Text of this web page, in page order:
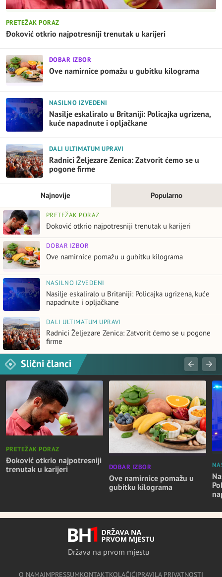
PRETEŽAK PORAZ
Đoković otkrio najpotresniji trenutak u karijeri
DOBAR IZBOR
Ove namirnice pomažu u gubitku kilograma
NASILNO IZVEDENI
Nasilje eskaliralo u Britaniji: Policajka ugrizena,
kuće napadnute i opljačkane
DALI ULTIMATUM UPRAVI
Radnici Željezare Zenica: Zatvorit ćemo se u
pogone firme
Najnovije Popularno
PRETEŽAK PORAZ
Đoković otkrio najpotresniji trenutak u karijeri
DOBAR IZBOR
Ove namirnice pomažu u gubitku kilograma
NASILNO IZVEDENI
Nasilje eskaliralo u Britaniji: Policajka ugrizena, kuće
napadnute i opljačkane
DALI ULTIMATUM UPRAVI
Radnici Željezare Zenica: Zatvorit ćemo se u pogone
firme
Slični članci
PRETEŽAK PORAZ
Đoković otkrio najpotresniji
trenutak u karijeri
DOBAR IZBOR
Ove namirnice pomažu u
gubitku kilograma
Država na prvom mjestu
O NAMAIMPRESSUMKONTAKTKOLAČIĆIPRAVILA PRIVATNOSTI